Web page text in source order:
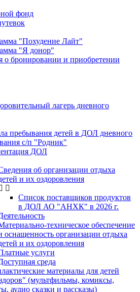
фонд
"Похудение Лайт"
"Я донор"
бронировании и приобретении
лагерь дневного
пребывания детей в ДОЛ дневного
с/п "Родник"
ДОЛ
об организации отдыха
и их оздоровления
Список поставщиков продуктов
в ДОЛ АО "АНХК" в 2026 г.
техническое обеспечение
оснащенность организации отдыха
и их оздоровления
услуги
среда
материалы для детей
(мультфильмы, комиксы,
аудио сказки и рассказы)